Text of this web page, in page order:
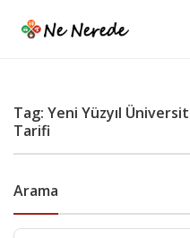
Tag: Yeni Yüzyıl
Tarifi
Arama